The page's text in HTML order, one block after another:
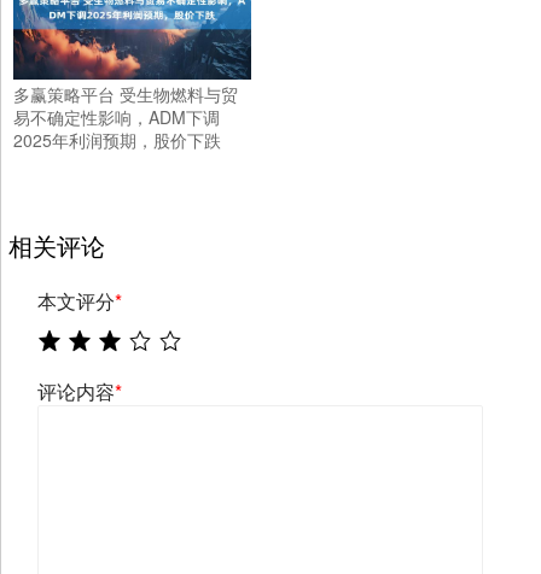
多赢策略平台 受生物燃料与贸
易不确定性影响，ADM下调
2025年利润预期，股价下跌
相关评论
本文评分*
评论内容*